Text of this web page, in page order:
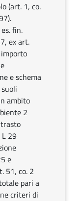
(art. 1, co.
fin.
ex art.
e schema
ambito
2
L 29
e
51, co. 2
pari a
criteri di